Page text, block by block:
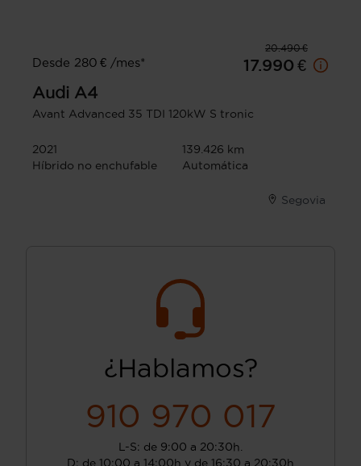
20.490 €
Desde 280 € /mes*
17.990 €
Audi A4
Avant Advanced 35 TDI 120kW S tronic
2021
139.426 km
Híbrido no enchufable
Automática
Segovia
¿Hablamos?
910 970 017
L-S: de 9:00 a 20:30h.
D: de 10:00 a 14:00h y de 16:30 a 20:30h